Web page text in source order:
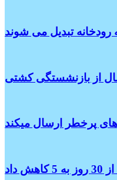
تبدیل می شوند